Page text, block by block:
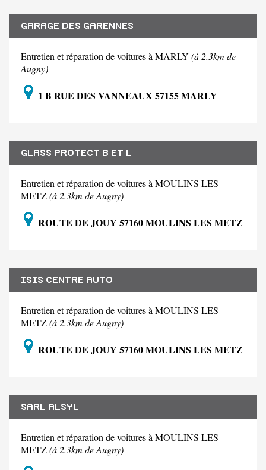
GARAGE DES GARENNES
Entretien et réparation de voitures à MARLY (à 2.3km de
Augny)
1 B RUE DES VANNEAUX 57155 MARLY
GLASS PROTECT B ET L
Entretien et réparation de voitures à MOULINS LES
METZ(à 2.3km de Augny)
ROUTE DE JOUY 57160 MOULINS LES METZ
ISIS CENTRE AUTO
Entretien et réparation de voitures à MOULINS LES
METZ(à 2.3km de Augny)
ROUTE DE JOUY 57160 MOULINS LES METZ
SARL ALSYL
Entretien et réparation de voitures à MOULINS LES
METZ(à 2.3km de Augny)